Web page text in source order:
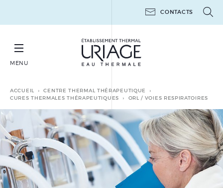
CONTACTS
MENU
RÉSERVER SA CURE THERMALE THÉRAPEUTIQUE
CURES THERMALES
THÉRAPEUTIQUES
MINI-CURES THERMALES
THÉRAPEUTIQUES
ACCUEIL
CENTRE THERMAL THÉRAPEUTIQUE
CURES THERMALES THÉRAPEUTIQUES
ORL / VOIES RESPIRATOIRES